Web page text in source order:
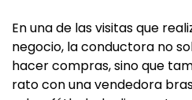
En una de las visitas que
negocio, la conductora no
hacer compras, sino que
rato con una vendedora